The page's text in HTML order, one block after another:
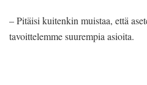
– Pitäisi kuitenkin muistaa, että
tavoittelemme suurempia asioita.